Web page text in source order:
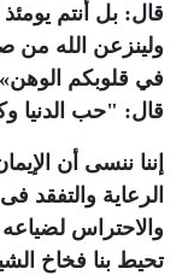
قال: بل أنتم
ولينزعن الله من
في قلوبكم
قال: "حب الدنيا
إننا ننسى أن
الرعاية والتفقد
والاحتراس
تحيط بنا فخاخ